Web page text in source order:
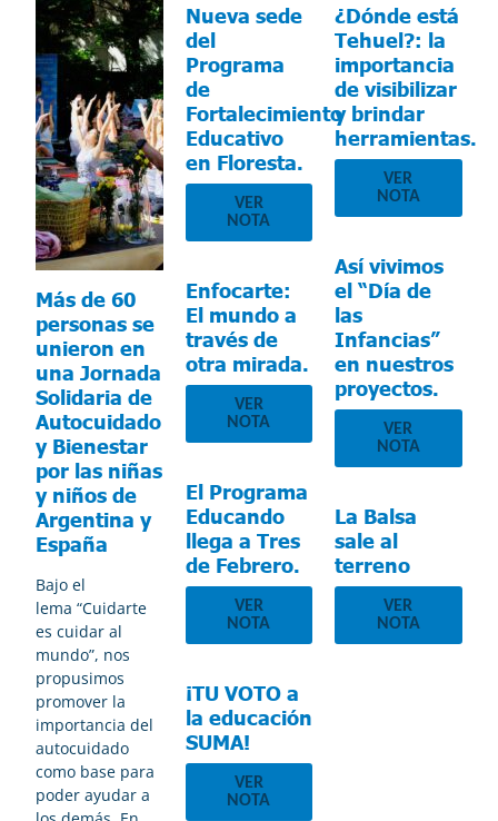
Más de 60
personas se
unieron en
una Jornada
Solidaria de
Autocuidado
y Bienestar
por las niñas
y niños de
Argentina y
España
Bajo el
lema “Cuidarte
es cuidar al
mundo”, nos
propusimos
promover la
importancia del
autocuidado
como base para
poder ayudar a
Nueva sede
del
Programa
de
Fortalecimiento
Educativo
en Floresta.
VER
NOTA
¿Dónde está
Tehuel?: la
importancia
de visibilizar
y brindar
herramientas.
VER
NOTA
Así vivimos
el “Día de
las
Infancias”
en nuestros
proyectos.
VER
NOTA
Enfocarte:
El mundo a
través de
otra mirada.
VER
NOTA
El Programa
Educando
llega a Tres
de Febrero.
VER
NOTA
La Balsa
sale al
terreno
VER
NOTA
¡TU VOTO a
la educación
SUMA!
VER
NOTA